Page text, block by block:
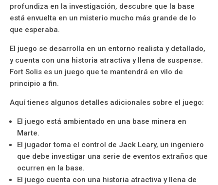
profundiza en la investigación, descubre que la base
está envuelta en un misterio mucho más grande de lo
que esperaba.
El juego se desarrolla en un entorno realista y detallado,
y cuenta con una historia atractiva y llena de suspense.
Fort Solis es un juego que te mantendrá en vilo de
principio a fin.
Aquí tienes algunos detalles adicionales sobre el juego:
El juego está ambientado en una base minera en
Marte.
El jugador toma el control de Jack Leary, un ingeniero
que debe investigar una serie de eventos extraños que
ocurren en la base.
El juego cuenta con una historia atractiva y llena de